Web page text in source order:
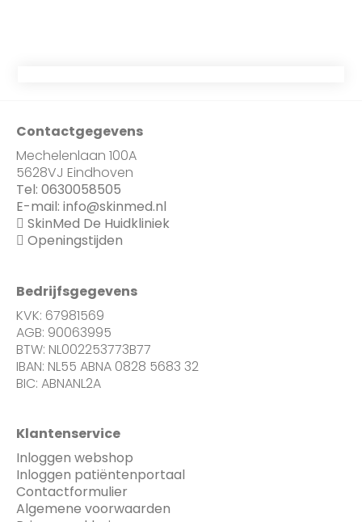
Contactgegevens
Mechelenlaan 100A
5628VJ Eindhoven
Tel: 0630058505
E-mail: info@skinmed.nl
SkinMed De Huidkliniek
Openingstijden
Bedrijfsgegevens
KVK: 67981569
AGB: 90063995
BTW: NL002253773B77
IBAN: NL55 ABNA 0828 5683 32
BIC: ABNANL2A
Klantenservice
Inloggen webshop
Inloggen patiëntenportaal
Contactformulier
Algemene voorwaarden